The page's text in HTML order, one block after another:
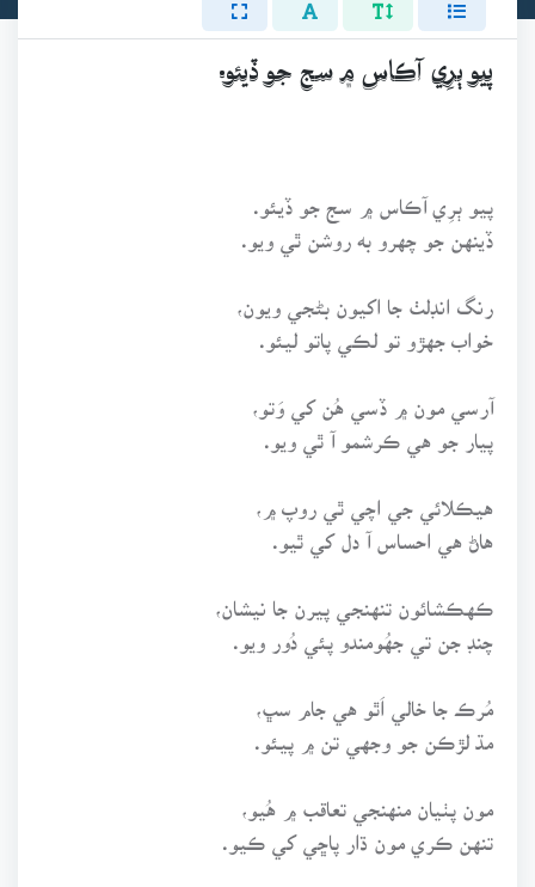
پيو ٻرِي آڪاس ۾ سج جو ڏيئو.
پيو ٻرِي آڪاس ۾ سج جو ڏيئو.
ڏينهن جو چهرو به روشن ٿي ويو.
رنگ انڊلٺ جا اکيون بڻجي ويون،
خواب جهڙو تو لڪي پاتو ليئو.
آرسي مون ۾ ڏسي هُن کي وَتو،
پيار جو هي ڪرشمو آ ٿي ويو.
هيڪلائي جي اچي ٿي روپ ۾،
هاڻ هي احساس آ دل کي ٿيو.
ڪهڪشائون تنهنجي پيرن جا نيشان،
چنڊ جن تي جهُومندو پئي دُور ويو.
مُرڪ جا خالي اَٿو هي جام سڀ،
مڌ لڙڪن جو وجهي تن ۾ پيئو.
مون پٺيان منهنجي تعاقب ۾ هُيو،
تنهن ڪري مون ڌار پاڇي کي ڪيو.